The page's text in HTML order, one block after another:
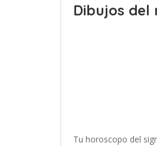
Dibujos del
Tu horoscopo del